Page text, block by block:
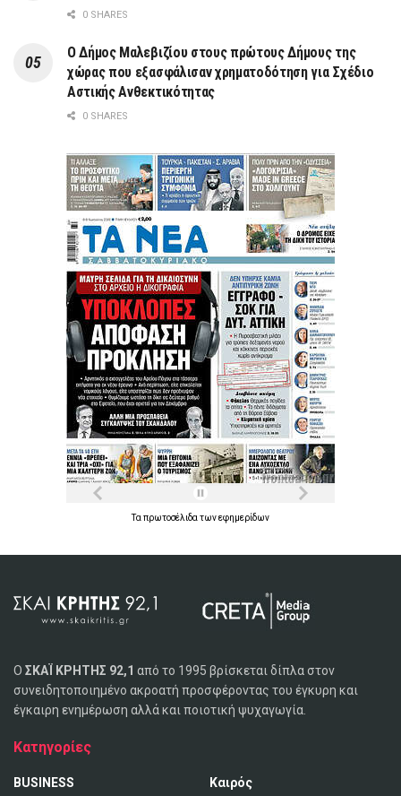
0 SHARES
Ο Δήμος Μαλεβιζίου στους πρώτους Δήμους της
χώρας που εξασφάλισαν χρηματοδότηση για Σχέδιο
Αστικής Ανθεκτικότητας
0 SHARES
Τα πρωτοσέλιδα τωνεφημερίδων
Ο ΣΚΑΪ ΚΡΗΤΗΣ 92,1 από το 1995 βρίσκεται δίπλα στον
συνειδητοποιημένο ακροατή προσφέροντας του έγκυρη και
έγκαιρη ενημέρωση αλλά και ποιοτική ψυχαγωγία.
Κατηγορίες
BUSINESS
Καιρός